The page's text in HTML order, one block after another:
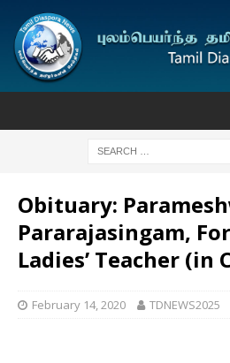
Obituary:
Pararajasingam,
Ladies’ Teacher (in
February 14, 2020 TDNEWS2025